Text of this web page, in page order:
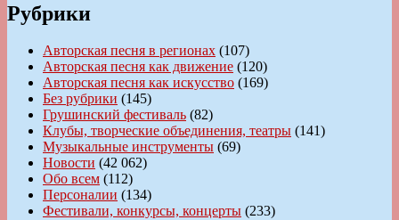
Рубрики
Авторская песня в регионах (107)
Авторская песня как движение (120)
Авторская песня как искусство (169)
Без рубрики (145)
Грушинский фестиваль (82)
Клубы, творческие объединения, театры (141)
Музыкальные инструменты (69)
Новости (42 062)
Обо всем (112)
Персоналии (134)
Фестивали, конкурсы, концерты (233)